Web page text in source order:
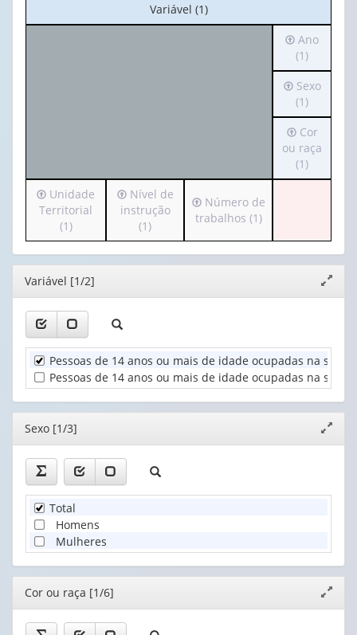
No
cabeçalho:
Variável (1)
Irá
para
o
cabeçalho
(possui
apenas
1
valor):
Ano
Ano
(1)
Irá
para
o
cabeçalho
(possui
apenas
1
(1)
Sexo
(1)
Irá
para
cabeçalho
valor):
Cor
ou raça
(1)
Irá
para
cabeçalho
(possui
apenas
1
Unidade
Territorial
(1)
Unidade
Territorial
(1)
Irá
para
cabeçalho
(possui
de
instrução
(1)
Nível de
instrução
(1)
Irá
para
(possui
1
Número
de
trabalhos
(1)
Número de
trabalhos (1)
Editor
janela
Variável [1/2]
Pessoas de 14 anos ou mais de idade ocupadas na
Pessoas de 14 anos ou mais de idade ocupadas na
Editor
janela
Sexo [1/3]
Total
Homens
Mulheres
Editor
janela
Cor ou raça [1/6]